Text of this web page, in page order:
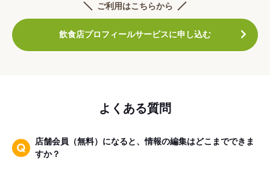
ご利用はこちらから
飲食店プロフィールサービスに申し込む
よくある質問
店舗会員（無料）になると、情報の編集はどこまでできま
すか？